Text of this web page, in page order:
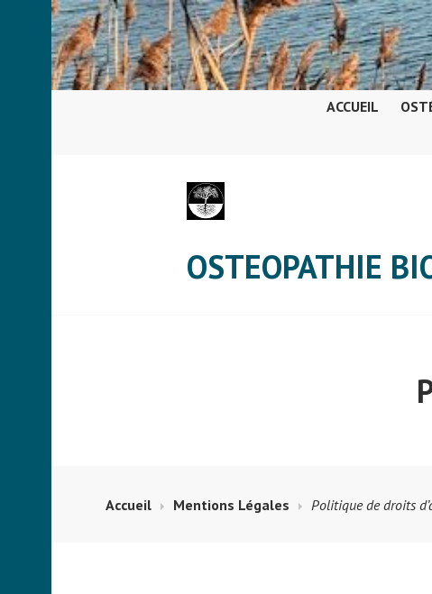
Aller
au
contenu
principal
ACCUEIL
OSTEOPATHIE
Accueil Mentions Légales Politique de droits